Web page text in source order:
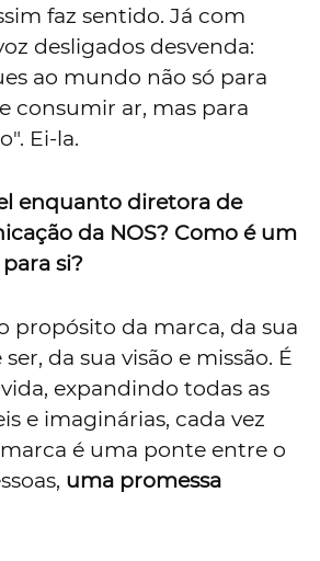
faz sentido. Já com
desligados desvenda:
ao mundo não só para
consumir ar, mas para
Ei-la.
enquanto diretora de
da NOS? Como é um
si?
propósito da marca, da sua
da sua visão e missão. É
expandindo todas as
e imaginárias, cada vez
é uma ponte entre o
uma promessa